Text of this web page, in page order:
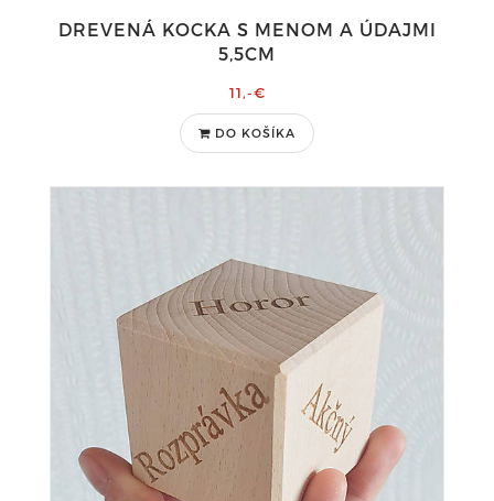
DREVENÁ KOCKA S MENOM A ÚDAJMI
5,5CM
11,-€
DO KOŠÍKA